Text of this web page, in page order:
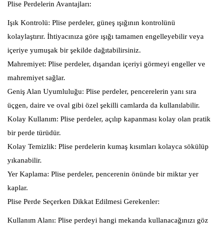
Plise Perdelerin Avantajları:
Işık Kontrolü: Plise perdeler, güneş ışığının kontrolünü
kolaylaştırır. İhtiyacınıza göre ışığı tamamen engelleyebilir veya
içeriye yumuşak bir şekilde dağıtabilirsiniz.
Mahremiyet: Plise perdeler, dışarıdan içeriyi görmeyi engeller ve
mahremiyet sağlar.
Geniş Alan Uyumluluğu: Plise perdeler, pencerelerin yanı sıra
üçgen, daire ve oval gibi özel şekilli camlarda da kullanılabilir.
Kolay Kullanım: Plise perdeler, açılıp kapanması kolay olan pratik
bir perde türüdür.
Kolay Temizlik: Plise perdelerin kumaş kısımları kolayca sökülüp
yıkanabilir.
Yer Kaplama: Plise perdeler, pencerenin önünde bir miktar yer
kaplar.
Plise Perde Seçerken Dikkat Edilmesi Gerekenler:
Kullanım Alanı: Plise perdeyi hangi mekanda kullanacağınızı göz